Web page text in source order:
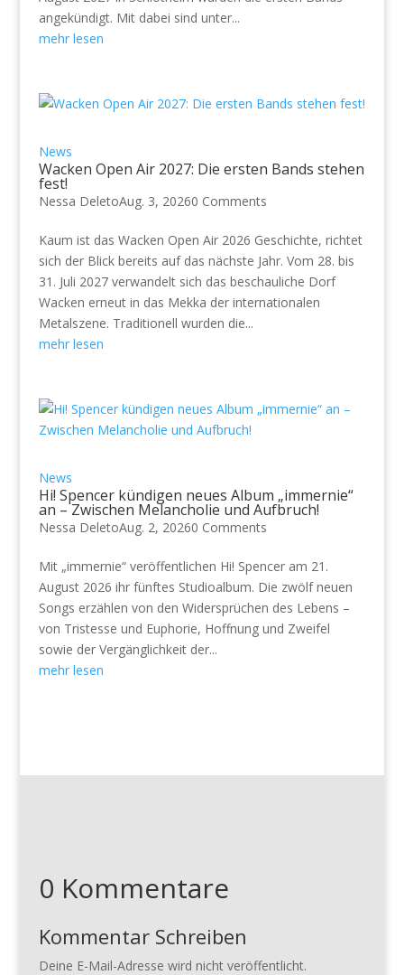
angekündigt. Mit dabei sind unter...
mehr lesen
News
Wacken Open Air 2027: Die ersten Bands stehen
fest!
Nessa DeletoAug. 3, 20260 Comments
Kaum ist das Wacken Open Air 2026 Geschichte, richtet
sich der Blick bereits auf das nächste Jahr. Vom 28. bis
31. Juli 2027 verwandelt sich das beschauliche Dorf
Wacken erneut in das Mekka der internationalen
Metalszene. Traditionell wurden die...
mehr lesen
News
Hi! Spencer kündigen neues Album „immernie“
an – Zwischen Melancholie und Aufbruch!
Nessa DeletoAug. 2, 20260 Comments
Mit „immernie“ veröffentlichen Hi! Spencer am 21.
August 2026 ihr fünftes Studioalbum. Die zwölf neuen
Songs erzählen von den Widersprüchen des Lebens –
von Tristesse und Euphorie, Hoffnung und Zweifel
sowie der Vergänglichkeit der...
mehr lesen
0 Kommentare
Kommentar Schreiben
Deine E-Mail-Adresse wird nicht veröffentlicht.